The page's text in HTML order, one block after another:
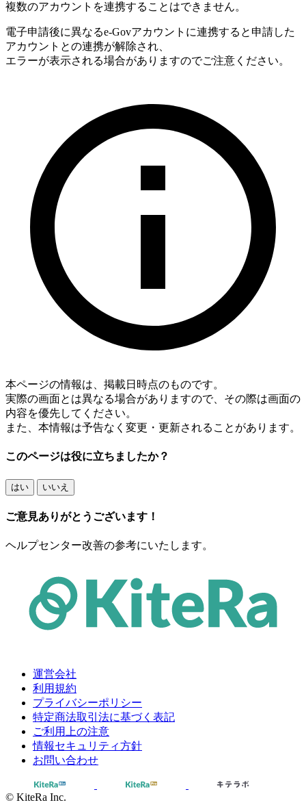
複数のアカウントを連携することはできません。
電子申請後に異なるe-Govアカウントに連携すると申請した
アカウントとの連携が解除され、
エラーが表示される場合がありますのでご注意ください。
本ページの情報は、掲載日時点のものです。
実際の画面とは異なる場合がありますので、その際は画面の
内容を優先してください。
また、本情報は予告なく変更・更新されることがあります。
このページは役に立ちましたか？
はい いいえ
ご意見ありがとうございます！
ヘルプセンター改善の参考にいたします。
運営会社
利用規約
プライバシーポリシー
特定商法取引法に基づく表記
ご利用上の注意
情報セキュリティ方針
お問い合わせ
© KiteRa Inc.